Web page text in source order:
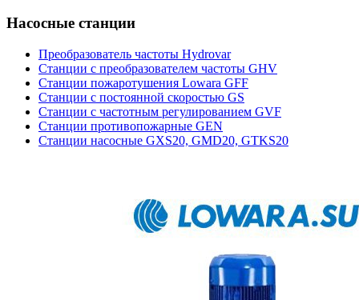
Насосные станции
Преобразователь частоты Hydrovar
Станции с преобразователем частоты GHV
Станции пожаротушения Lowara GFF
Станции с постоянной скоростью GS
Станции с частотным регулированием GVF
Станции противопожарные GEN
Станции насосные GXS20, GMD20, GTKS20